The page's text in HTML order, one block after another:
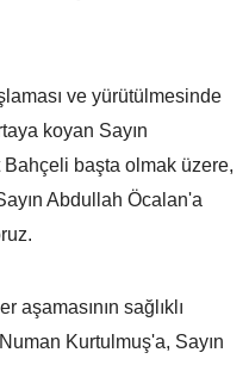
ve yürütülmesinde
koyan Sayın
Bahçeli başta olmak üzere,
Abdullah Öcalan'a
sağlıklı
Kurtulmuş'a, Sayın